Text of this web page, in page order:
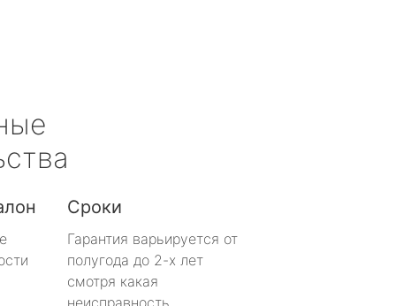
Сроки
Гарантия варьируется от
полугода до 2-х лет
смотря какая
неисправность.